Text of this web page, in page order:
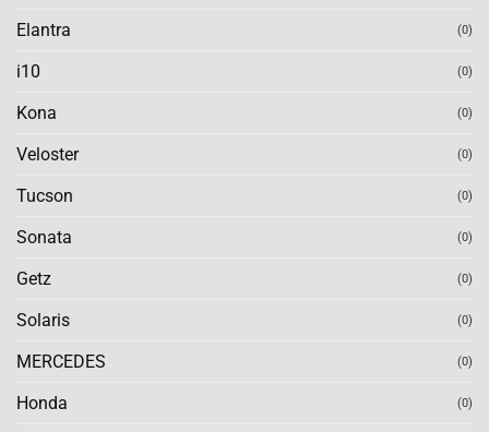
Elantra (0)
i10 (0)
Kona (0)
Veloster (0)
Tucson (0)
Sonata (0)
Getz (0)
Solaris (0)
MERCEDES (0)
Honda (0)